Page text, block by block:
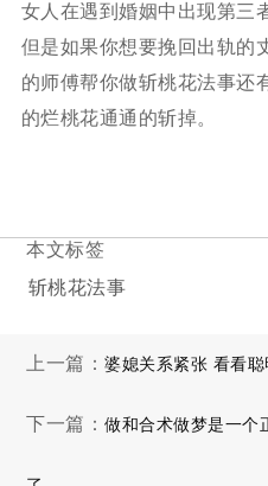
女人在遇到婚姻中出现第三
但是如果你想要挽回出轨的
的师傅帮你做斩桃花法事还
的烂桃花通通的斩掉。
本文标签
斩桃花法事
上一篇：婆媳关系紧张 看看
下一篇：做和合术做梦是一个